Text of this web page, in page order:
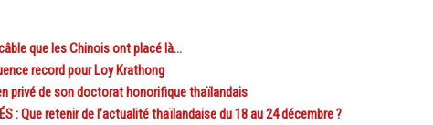
que les Chinois ont placé là…
record pour Loy Krathong
privé de son doctorat honorifique thaïlandais
: Que retenir de l’actualité thaïlandaise du 18 au 24 décembre ?